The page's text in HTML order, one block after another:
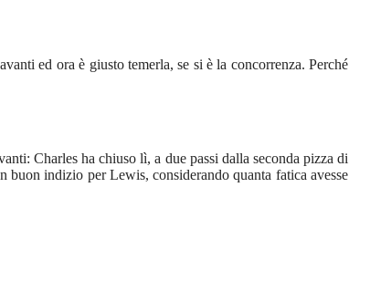
ed ora è giusto temerla, se si è la concorrenza. Perché
Charles ha chiuso lì, a due passi dalla seconda pizza di
buon indizio per Lewis, considerando quanta fatica avesse